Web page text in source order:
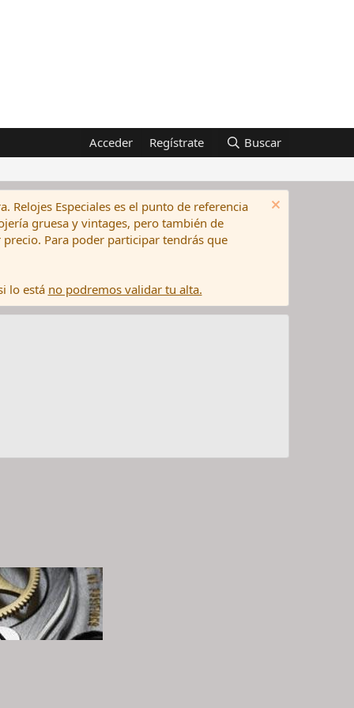
Acceder Regístrate Buscar
Relojes Especiales es el punto de referencia
gruesa y vintages, pero también de
Para poder participar tendrás que
lo está no podremos validar tu alta.